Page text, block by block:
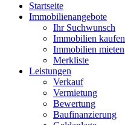
Startseite
Immobilienangebote
Ihr Suchwunsch
Immobilien kaufen
Immobilien mieten
Merkliste
Leistungen
Verkauf
Vermietung
Bewertung
Baufinanzierung